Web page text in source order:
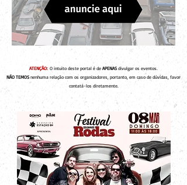
ATENÇÃO: O intuito deste portal é de APENAS divulgar os eventos.
NÃO TEMOS nenhuma relação com os organizadores, portanto, em caso de dúvidas, favor
contatá-los diretamente.